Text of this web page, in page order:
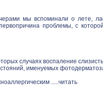
мы вспоминали о лете,
проблемы, с
случаях воспаление
именуемых
.....читать